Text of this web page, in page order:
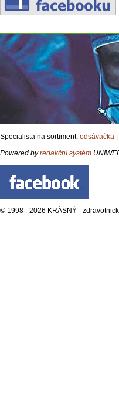
Specialista na sortiment: odsávačka
Powered byredakční systém
© 1998 - 2026 KRÁSNÝ -